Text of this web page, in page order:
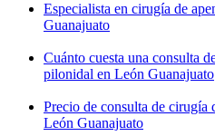
Especialista en cirugía de
Guanajuato
Cuánto cuesta una consulta
pilonidal en León Guanajuato
Precio de consulta de cirugía
León Guanajuato